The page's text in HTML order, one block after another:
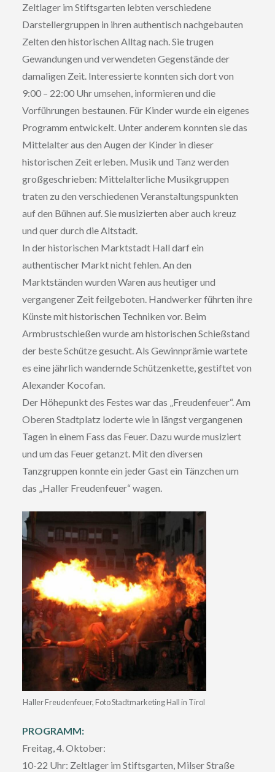
Zeltlager im Stiftsgarten lebten verschiedene
Darstellergruppen in ihren authentisch nachgebauten
Zelten den historischen Alltag nach. Sie trugen
Gewandungen und verwendeten Gegenstände der
damaligen Zeit. Interessierte konnten sich dort von
9:00 – 22:00 Uhr umsehen, informieren und die
Vorführungen bestaunen. Für Kinder wurde ein eigenes
Programm entwickelt. Unter anderem konnten sie das
Mittelalter aus den Augen der Kinder in dieser
historischen Zeit erleben. Musik und Tanz werden
großgeschrieben: Mittelalterliche Musikgruppen
traten zu den verschiedenen Veranstaltungspunkten
auf den Bühnen auf. Sie musizierten aber auch kreuz
und quer durch die Altstadt.
In der historischen Marktstadt Hall darf ein
authentischer Markt nicht fehlen. An den
Marktständen wurden Waren aus heutiger und
vergangener Zeit feilgeboten. Handwerker führten ihre
Künste mit historischen Techniken vor. Beim
Armbrustschießen wurde am historischen Schießstand
der beste Schütze gesucht. Als Gewinnprämie wartete
es eine jährlich wandernde Schützenkette, gestiftet von
Alexander Kocofan.
Der Höhepunkt des Festes war das „Freudenfeuer“. Am
Oberen Stadtplatz loderte wie in längst vergangenen
Tagen in einem Fass das Feuer. Dazu wurde musiziert
und um das Feuer getanzt. Mit den diversen
Tanzgruppen konnte ein jeder Gast ein Tänzchen um
das „Haller Freudenfeuer“ wagen.
Haller Freudenfeuer, Foto Stadtmarketing Hall in Tirol
PROGRAMM:
Freitag, 4. Oktober:
10-22 Uhr: Zeltlager im Stiftsgarten, Milser Straße